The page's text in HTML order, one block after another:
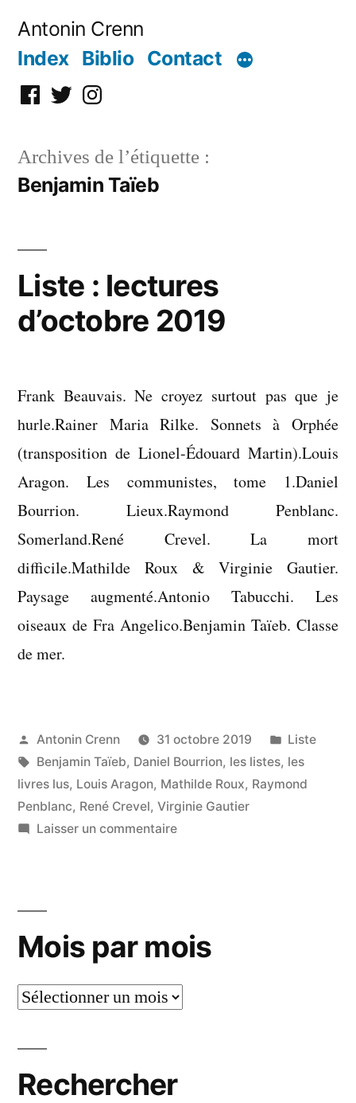
Antonin Crenn
Index Biblio Contact
Facebook
TwitterInstagram
Archives de l’étiquette :
Benjamin Taïeb
Liste : lectures
d’octobre 2019
Frank Beauvais. Ne croyez surtout pas que je
hurle.Rainer Maria Rilke. Sonnets à Orphée
(transposition de Lionel-Édouard Martin).Louis
Aragon. Les communistes, tome 1.Daniel
Bourrion. Lieux.Raymond Penblanc.
Somerland.René Crevel. La mort
difficile.Mathilde Roux & Virginie Gautier.
Paysage augmenté.Antonio Tabucchi. Les
oiseaux de Fra Angelico.Benjamin Taïeb. Classe
de mer.
Publié
par
Antonin Crenn 31 octobre 2019
Publié
dans
Liste
Étiquettes :
Benjamin Taïeb, Daniel Bourrion, les listes, les
livres lus, Louis Aragon, Mathilde Roux, Raymond
Penblanc, René Crevel, Virginie Gautier
Laisser un commentairesur
2019
Mois par mois
Mois
Rechercher